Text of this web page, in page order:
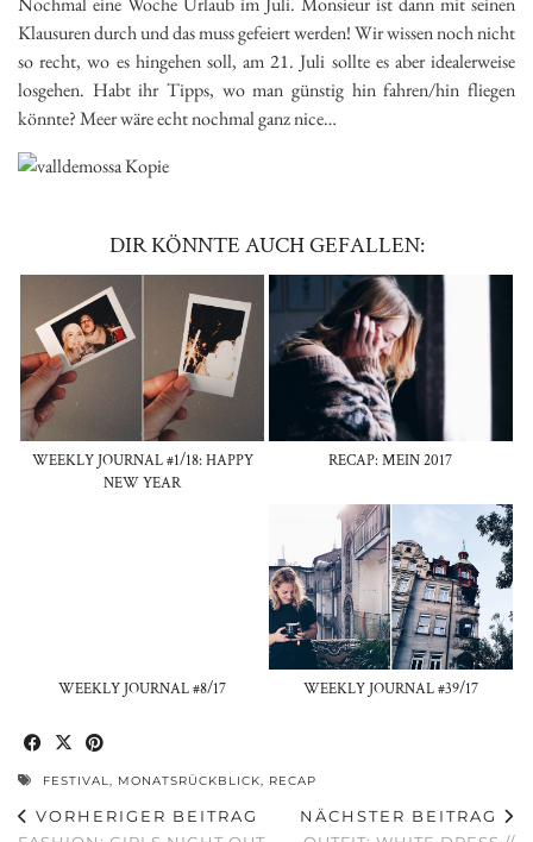
Klausuren durch und das muss gefeiert werden! Wir wissen noch nicht
so recht, wo es hingehen soll, am 21. Juli sollte es aber idealerweise
losgehen. Habt ihr Tipps, wo man günstig hin fahren/hin fliegen
könnte? Meer wäre echt nochmal ganz nice…
DIR KÖNNTE AUCH GEFALLEN:
WEEKLY JOURNAL #1/18: HAPPY
NEW YEAR
RECAP: MEIN 2017
WEEKLY JOURNAL #8/17 WEEKLY JOURNAL #39/17
FESTIVAL, MONATSRÜCKBLICK, RECAP
VORHERIGER BEITRAG
NÄCHSTER BEITRAG